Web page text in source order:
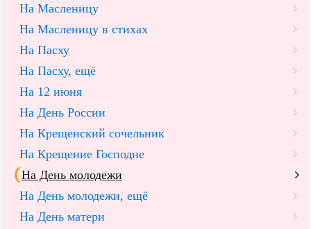
На Масленицу
На Масленицу в стихах
На Пасху
На Пасху, ещё
На 12 июня
На День России
На Крещенский сочельник
На Крещение Господне
На День молодежи
На День молодежи, ещё
На День матери